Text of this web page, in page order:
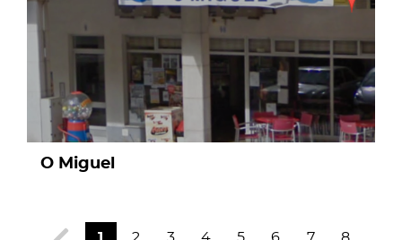
O Miguel